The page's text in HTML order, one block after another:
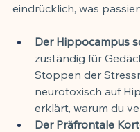
eindrücklich, was
Der Hippocampus
zuständig für
Stoppen der
neurotoxisch auf
erklärt, warum du
Der Präfrontale